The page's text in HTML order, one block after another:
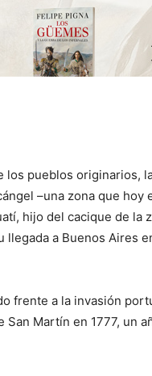
pueblos originarios,
–una zona que hoy
hijo del cacique de la
a Buenos Aires
frente a la invasión
Martín en 1777, un